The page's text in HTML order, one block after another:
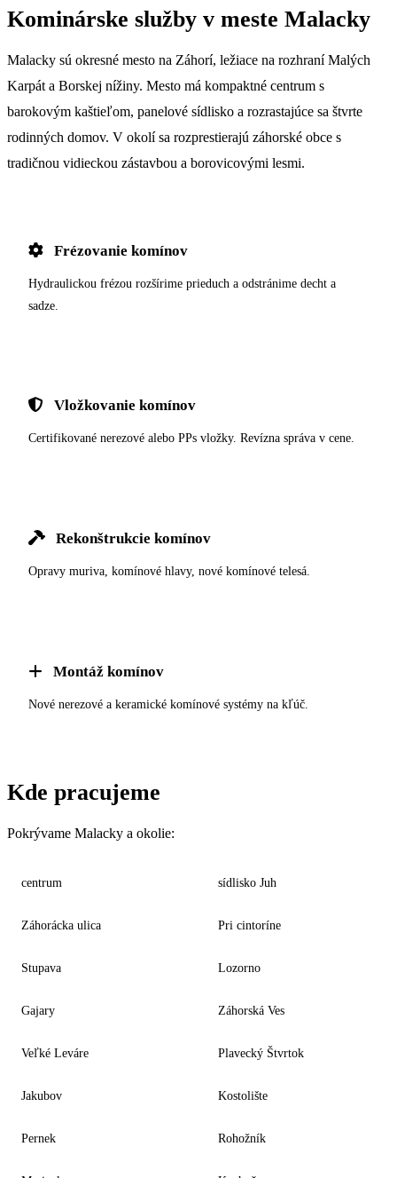
Kominárske služby v meste Malacky
Malacky sú okresné mesto na Záhorí, ležiace na rozhraní Malých
Karpát a Borskej nížiny. Mesto má kompaktné centrum s
barokovým kaštieľom, panelové sídlisko a rozrastajúce sa štvrte
rodinných domov. V okolí sa rozprestierajú záhorské obce s
tradičnou vidieckou zástavbou a borovicovými lesmi.
Frézovanie komínov
Hydraulickou frézou rozšírime prieduch a odstránime decht a
sadze.
Vložkovanie komínov
Certifikované nerezové alebo PPs vložky. Revízna správa v cene.
Rekonštrukcie komínov
Opravy muriva, komínové hlavy, nové komínové telesá.
Montáž komínov
Nové nerezové a keramické komínové systémy na kľúč.
Kde pracujeme
Pokrývame Malacky a okolie:
centrum sídlisko Juh
Záhorácka ulica Pri cintoríne
Stupava Lozorno
Gajary Záhorská Ves
Veľké Leváre Plavecký Štvrtok
Jakubov Kostolište
Pernek Rohožník